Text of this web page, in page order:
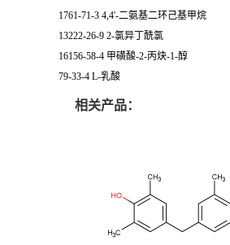
1761-71-3 4,4'-二氨基二环己基甲烷
13222-26-9 2-氯异丁酰氯
16156-58-4 甲磺酸-2-丙炔-1-醇
79-33-4 L-乳酸
相关产品：